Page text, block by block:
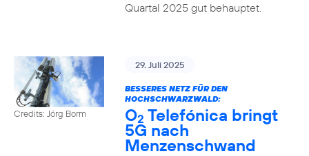
Quartal 2025 gut behauptet.
Credits: Jörg Borm
29. Juli 2025
BESSERES NETZ FÜR DEN
HOCHSCHWARZWALD:
O2 Telefónica bringt
5G nach
Menzenschwand